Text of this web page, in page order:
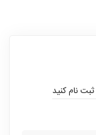
نام کنید